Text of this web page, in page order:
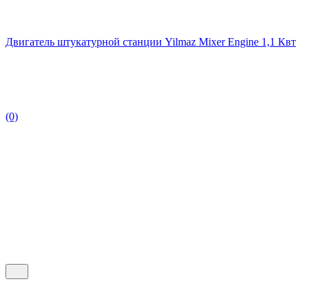
Двигатель штукатурной станции Yilmaz Mixer Engine 1,1 Квт
(0)